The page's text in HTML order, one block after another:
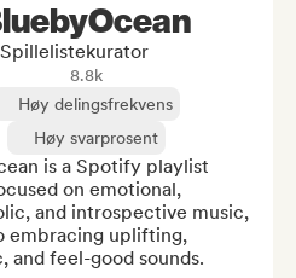
Spillelistekurator
8.8k
Høy delingsfrekvens
Høy svarprosent
is a Spotify playlist
on emotional,
and introspective music,
embracing uplifting,
and feel-good sounds.